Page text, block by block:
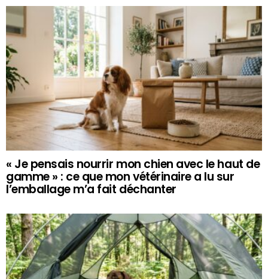
« Je pensais nourrir mon chien avec le haut de
gamme » : ce que mon vétérinaire a lu sur
l’emballage m’a fait déchanter